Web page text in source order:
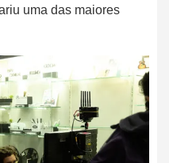
uma das maiores